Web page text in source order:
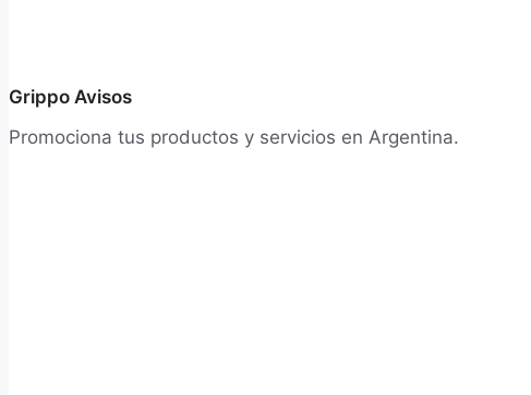
Grippo Avisos
Promociona tus productos y servicios en Argentina.